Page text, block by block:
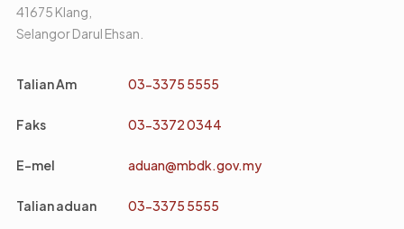
41675 Klang,
Selangor Darul Ehsan.
Talian Am 03-3375 5555
Faks 03-3372 0344
E-mel aduan@mbdk.gov.my
Talian aduan 03-3375 5555